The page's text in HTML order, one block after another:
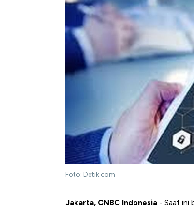
Foto: Detik.com
Jakarta, CNBC Indonesia - Saat ini